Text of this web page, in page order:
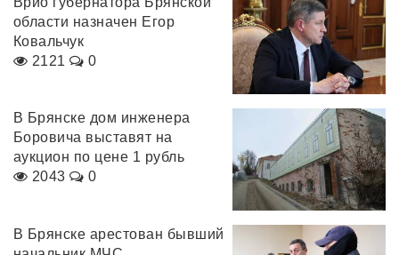
области назначен Егор
Ковальчук
2121
0
В Брянске дом инженера
Боровича выставят на
аукцион по цене 1 рубль
2043
0
В Брянске арестован бывший